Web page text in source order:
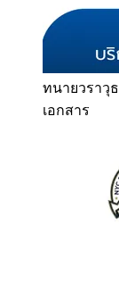
ทนายวราวุธ
เอกสาร